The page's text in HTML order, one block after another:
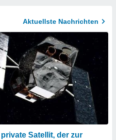
Aktuellste Nachrichten
Satellit, der zur